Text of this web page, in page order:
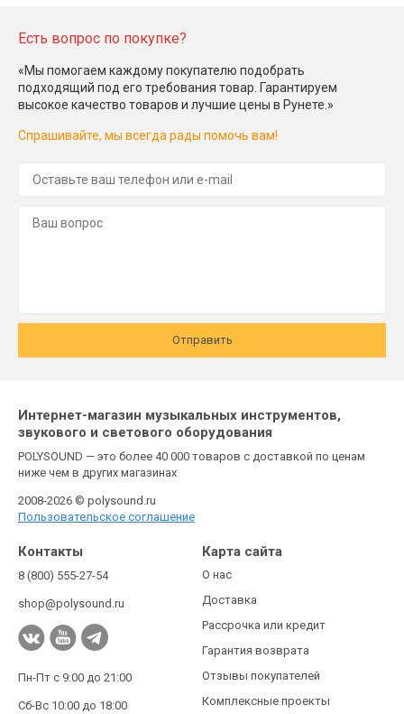
Есть вопрос по покупке?
«Мы помогаем каждому покупателю подобрать
подходящий под его требования товар. Гарантируем
высокое качество товаров и лучшие цены в Рунете.»
Спрашивайте, мы всегда рады помочь вам!
Отправить
Интернет-магазин музыкальных инструментов,
звукового и светового оборудования
POLYSOUND — это более 40 000 товаров с доставкой по ценам
ниже чем в других магазинах
2008-2026 © polysound.ru
Пользовательское соглашение
Контакты
8 (800) 555-27-54
shop@polysound.ru
Пн-Пт с 9:00 до 21:00
Сб-Вс 10:00 до 18:00
Карта сайта
О нас
Доставка
Рассрочка или кредит
Гарантия возврата
Отзывы покупателей
Комплексные проекты